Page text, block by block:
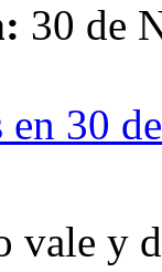
30 de
30
vale y